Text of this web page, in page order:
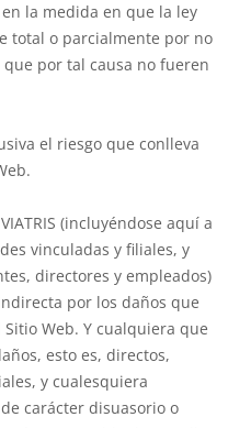
la medida en que la ley
total o parcialmente por no
por tal causa no fueren
el riesgo que conlleva
(incluyéndose aquí a
vinculadas y filiales, y
directores y empleados)
por los daños que
Web. Y cualquiera que
esto es, directos,
y cualesquiera
carácter disuasorio o